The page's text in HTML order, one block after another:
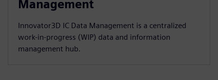
Management
Innovator3D IC Data Management is a centralized
work-in-progress (WIP) data and information
management hub.